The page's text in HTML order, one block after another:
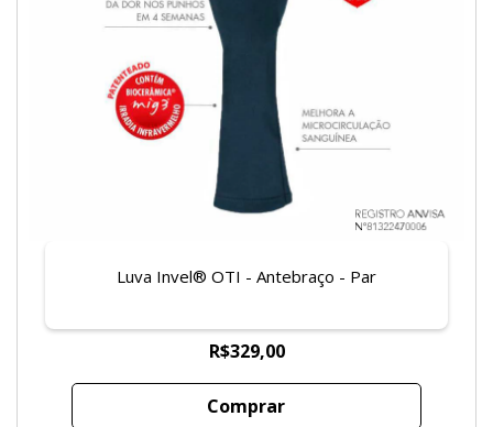
Luva Invel® OTI - Antebraço - Par
R$329,00
Comprar